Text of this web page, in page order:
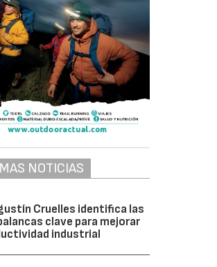
NOTICIAS
Cruelles identifica las
clave para mejorar
industrial